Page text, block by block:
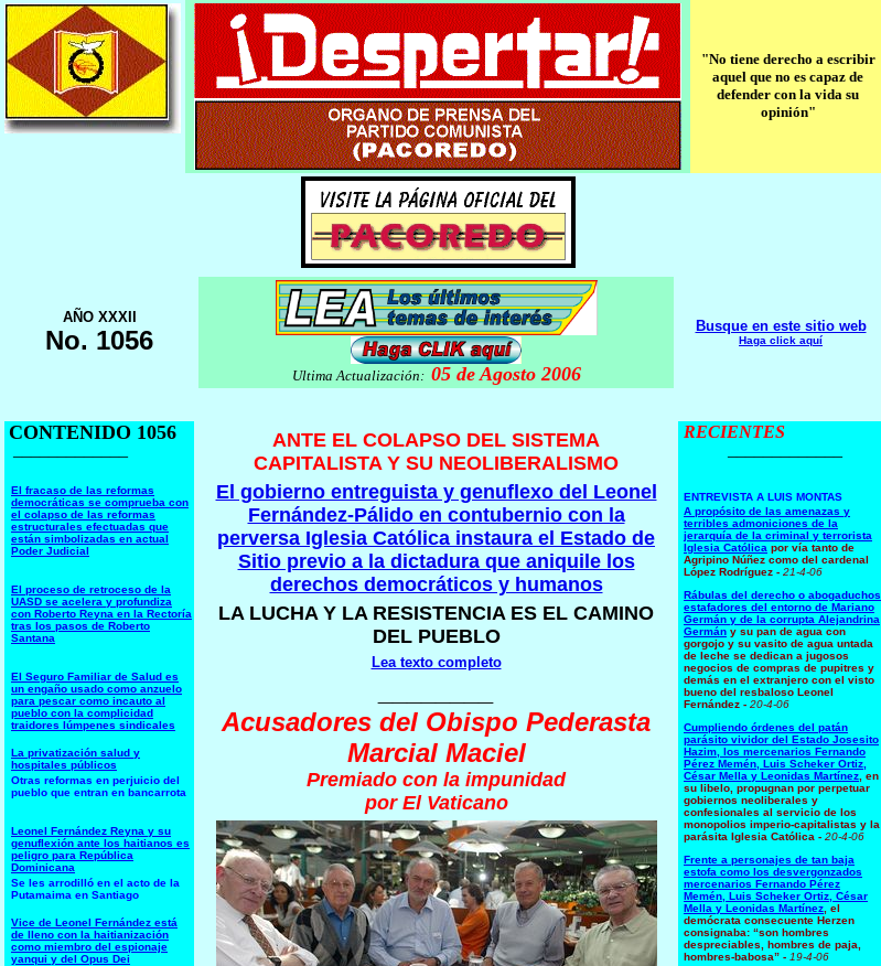
"No tiene derecho a escribir
aquel que no es capaz de
defender con la vida su
opinión"
AÑO XXXII
No. 1056
Ultima Actualización: 05 de Agosto 2006
Busque en este sitio web
Haga click aquí
CONTENIDO 1056
El fracaso de las reformas
democráticas se comprueba con
el colapso de las reformas
estructurales efectuadas que
están simbolizadas en actual
Poder Judicial
El proceso de retroceso de la
UASD se acelera y profundiza
con Roberto Reyna en la Rectoría
tras los pasos de Roberto
Santana
El Seguro Familiar de Salud es
un engaño usado como anzuelo
para pescar como incauto al
pueblo con la complicidad
traidores lúmpenes sindicales
La privatización salud y
hospitales públicos
Otras reformas en perjuicio del
pueblo que entran en bancarrota
Leonel Fernández Reyna y su
genuflexión ante los haitianos es
peligro para República
Dominicana
Se les arrodilló en el acto de la
Putamaima en Santiago
Vice de Leonel Fernández está
de lleno con la haitianización
como miembro del espionaje
yanqui y del Opus Dei
ANTE EL COLAPSO DEL SISTEMA
CAPITALISTA Y SU NEOLIBERALISMO
El gobierno entreguista y genuflexo del Leonel
Fernández-Pálido en contubernio con la
perversa Iglesia Católica instaura el Estado de
Sitio previo a la dictadura que aniquile los
derechos democráticos y humanos
LA LUCHA Y LA RESISTENCIA ES EL CAMINO
DEL PUEBLO
Lea texto completo
Acusadores del Obispo Pederasta
Marcial Maciel
Premiado con la impunidad
por El Vaticano
RECIENTES
ENTREVISTA A LUIS MONTAS
A propósito de las amenazas y
terribles admoniciones de la
jerarquía de la criminal y terrorista
Iglesia Católica por vía tanto de
Agripino Núñez como del cardenal
López Rodríguez - 21-4-06
Rábulas del derecho o abogaduchos
estafadores del entorno de Mariano
Germán y de la corrupta Alejandrina
Germán y su pan de agua con
gorgojo y su vasito de agua untada
de leche se dedican a jugosos
negocios de compras de pupitres y
demás en el extranjero con el visto
bueno del resbaloso Leonel
Fernández - 20-4-06
Cumpliendo órdenes del patán
parásito vividor del Estado Josesito
Hazim, los mercenarios Fernando
Pérez Memén, Luis Scheker Ortiz,
César Mella y Leonidas Martínez , en
su libelo, propugnan por perpetuar
gobiernos neoliberales y
confesionales al servicio de los
monopolios imperio-capitalistas y la
parásita Iglesia Católica - 20-4-06
Frente a personajes de tan baja
estofa como los desvergonzados
mercenarios Fernando Pérez
Memén, Luis Scheker Ortiz, César
Mella y Leonidas Martínez , el
demócrata consecuente Herzen
consignaba: “son hombres
despreciables, hombres de paja,
hombres-babosa” - 19-4-06